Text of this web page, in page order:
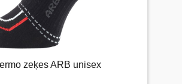
zeķes ARB unisex